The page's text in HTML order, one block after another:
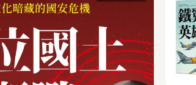
繫。出版社同意了我的提案，我隨即動筆開
上個世紀末的東亞與東歐，曾有那麼幾個時